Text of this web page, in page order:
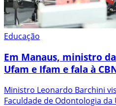
Educação
Em Manaus, ministro
Ufam e Ifam e fala à
Ministro Leonardo Barchini
Faculdade de Odontologia